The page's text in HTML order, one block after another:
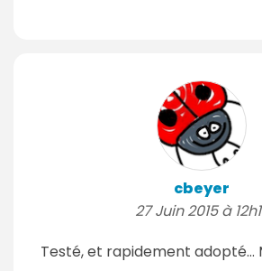
cbeyer
27 Juin 2015 à
Testé, et rapidement adopté...